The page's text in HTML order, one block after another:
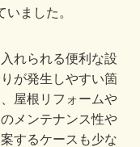
いました。
れられる便利な設
が発生しやすい箇
屋根リフォームや
メンテナンス性や
するケースも少な